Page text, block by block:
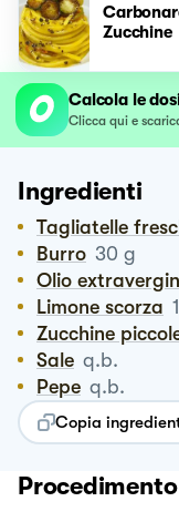
Zucchine
Calcola le
Clicca qui e
Ingredienti
Tagliatelle
Burro 30 g
Olio
Limone scorza 1
Zucchine
Sale q.b.
Pepe q.b.
Copia
Procedimento